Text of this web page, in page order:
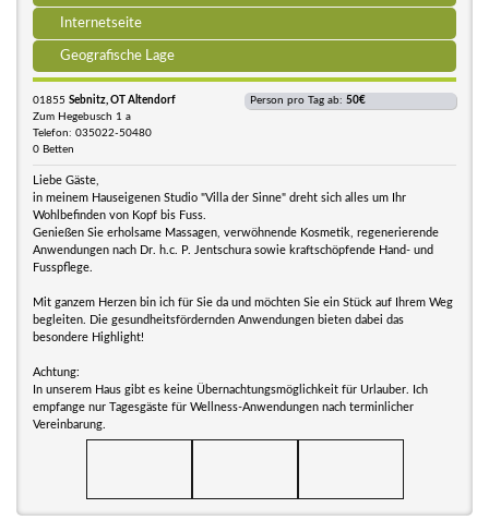
Internetseite
Geografische Lage
01855 Sebnitz, OT Altendorf
Zum Hegebusch 1 a
Telefon: 035022-50480
0 Betten
Person pro Tag ab: 50€
Liebe Gäste,
in meinem Hauseigenen Studio "Villa der Sinne" dreht sich alles um Ihr
Wohlbefinden von Kopf bis Fuss.
Genießen Sie erholsame Massagen, verwöhnende Kosmetik, regenerierende
Anwendungen nach Dr. h.c. P. Jentschura sowie kraftschöpfende Hand- und
Fusspflege.
Mit ganzem Herzen bin ich für Sie da und möchten Sie ein Stück auf Ihrem Weg
begleiten. Die gesundheitsfördernden Anwendungen bieten dabei das
besondere Highlight!
Achtung:
In unserem Haus gibt es keine Übernachtungsmöglichkeit für Urlauber. Ich
empfange nur Tagesgäste für Wellness-Anwendungen nach terminlicher
Vereinbarung.